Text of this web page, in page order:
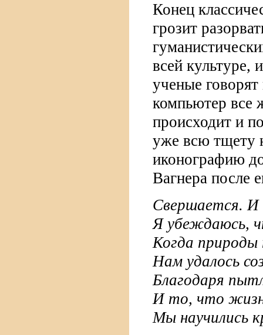
Конец
грозит
всей культуре,
ученые
компьютер все
происходит и
уже всю тщету
иконографию
Вагнера после
Свершается. И
Я убеждаюсь,
Когда
Нам удалось
Благодаря
И то, что
Мы научились